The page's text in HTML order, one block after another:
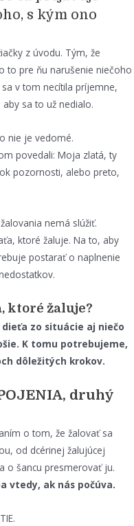
s kým ono
z úvodu. Tým, že
to pre ňu narušenie niečoho
v tom necítila príjemne,
sa to už nedialo.
nie je vedomé.
povedali: Moja zlatá, ty
pozornosti, alebo preto,
nemá slúžiť.
ktoré žaluje. Na to, aby
postarať o naplnenie
ktoré žaluje?
zo situácie aj niečo
K tomu potrebujeme,
dôležitých krokov.
druhý
o tom, že žalovať sa
od dcérinej žalujúcej
o šancu presmerovať ju.
vtedy, ak nás počúva.